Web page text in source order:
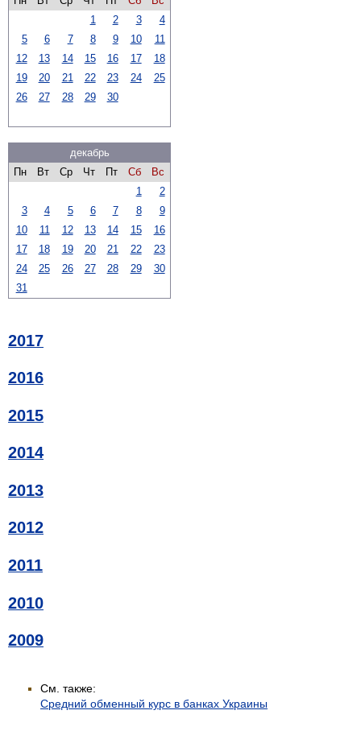
1
2 3
4
5
6 7 8 9 10
11
12
13 14 15 16 17
18
19
20 21 22 23 24
25
26
27 28 29 30
декабрь
Пн
Вт Ср Чт Пт Сб
Вс
1
2
3
4 5 6 7 8
9
10
11 12 13 14 15
16
17
18 19 20 21 22
23
24
25 26 27 28 29
30
31
2017
2016
2015
2014
2013
2012
2011
2010
2009
См. также:
Средний обменный курс в банках Украины